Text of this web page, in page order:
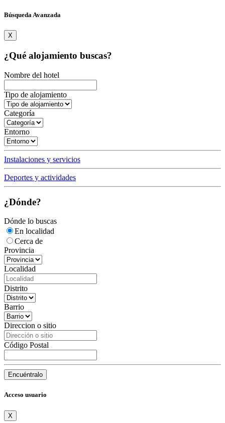
Búsqueda Avanzada
X
¿Qué alojamiento buscas?
Nombre del hotel
Tipo de alojamiento
Categoría
Entorno
Instalaciones y servicios
Deportes y actividades
¿Dónde?
Dónde lo buscas
En localidad
Cerca de
Provincia
Localidad
Distrito
Barrio
Direccion o sitio
Código Postal
Encuéntralo
Acceso usuario
X